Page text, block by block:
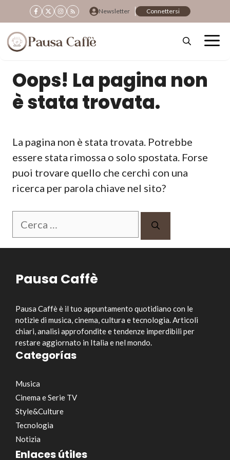
al
contenuto
Newsletter Connettersi
Oops! La pagina non
è stata trovata.
La pagina non è stata trovata. Potrebbe
essere stata rimossa o solo spostata. Forse
puoi trovare quello che cerchi con una
ricerca per parola chiave nel sito?
Ricerca
Pausa Caffè
Pausa Caffè è il tuo appuntamento quotidiano con le
notizie di musica, cinema, cultura e tecnologia. Articoli
chiari, analisi approfondite e tendenze imperdibili per
restare aggiornato in Italia e nel mondo.
Categorías
Musica
Cinema e Serie TV
Style&Culture
Tecnologia
Notizia
Enlaces útiles